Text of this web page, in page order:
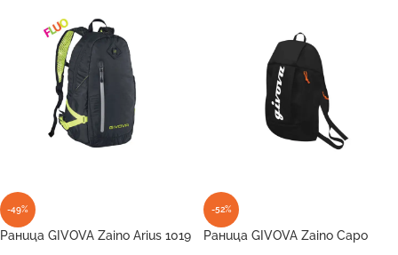
-49%
Раница GIVOVA Zaino Arius 1019
-52%
Раница GIVOVA Zaino Capo